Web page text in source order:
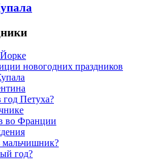
новогодних праздников
год Петуха?
во Франции
мальчишник?
год?